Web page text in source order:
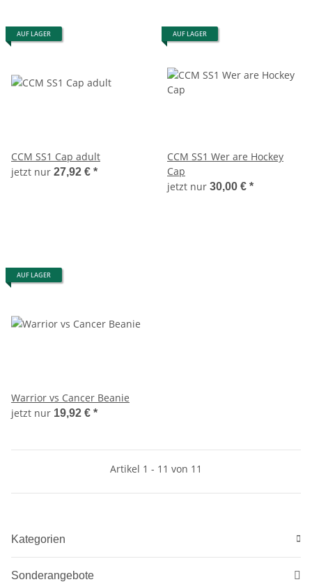
AUF LAGER
CCM SS1 Cap adult
jetzt nur 27,92 € *
AUF LAGER
CCM SS1 Wer are Hockey
Cap
jetzt nur 30,00 € *
AUF LAGER
Warrior vs Cancer Beanie
jetzt nur 19,92 € *
Artikel 1 - 11 von 11
Kategorien
Sonderangebote